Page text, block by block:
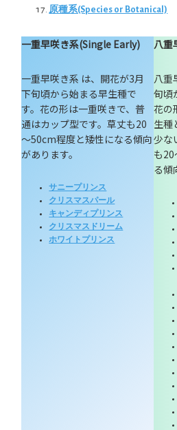
原種系(Species or Botanical)
一重早咲き系(Single Early)
一重早咲き系 は、開花が3月
下旬頃から始まる早生種で
す。花の形は一重咲きで、普
通はカップ型です。草丈も20
～50cm程度と矮性になる傾向
があります。
サニープリンス
クリスマスパール
キャンディプリンス
クリスマスドリーム
ホワイトプリンス
八重
八重
旬頃
花の
生種
少な
も
る傾